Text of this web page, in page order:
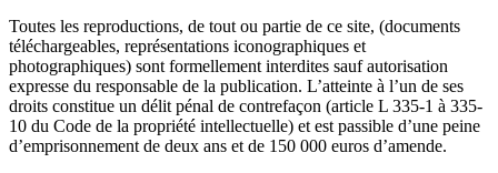
Toutes les reproductions, de tout ou partie de ce site, (documents
téléchargeables, représentations iconographiques et
photographiques) sont formellement interdites sauf autorisation
expresse du responsable de la publication. L’atteinte à l’un de ses
droits constitue un délit pénal de contrefaçon (article L 335-1 à 335-
10 du Code de la propriété intellectuelle) et est passible d’une peine
d’emprisonnement de deux ans et de 150 000 euros d’amende.